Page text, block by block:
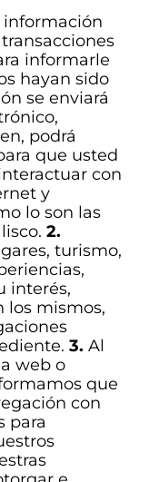
información
informarle
hayan sido
se enviará
podrá
que usted
con
y
lo son las
2.
turismo,
interés,
los mismos,
3. Al
web o
que
con
para